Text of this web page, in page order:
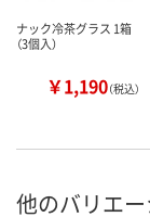
ナック冷茶グラス 1箱
（3個入）
￥1,190（税込）
他のバリエ